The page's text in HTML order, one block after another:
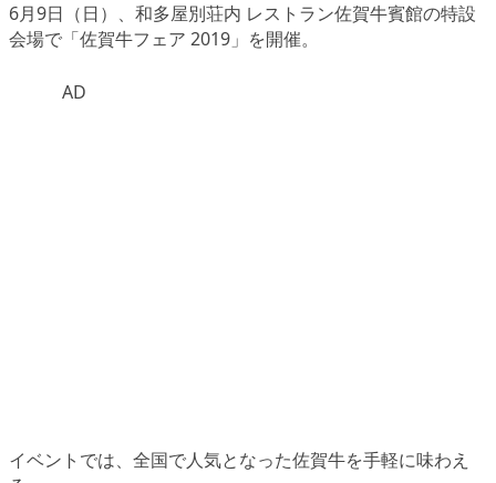
6月9日（日）、和多屋別荘内 レストラン佐賀牛賓館の特設
会場で 「佐賀牛フェア 2019」 を開催。
AD
イベントでは、全国で人気となった佐賀牛を手軽に味わえ